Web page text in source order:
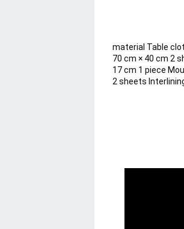
material Table
70 cm × 40 cm 2
17 cm 1 piece
2 sheets